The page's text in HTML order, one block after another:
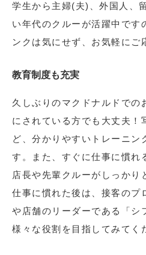
学生から主婦(夫)、外国人、
い年代のクルーが活躍中です
ンクは気にせず、お気軽にご
教育制度も充実
久しぶりのマクドナルドでの
にされている方でも大丈夫！
ど、分かりやすいトレーニン
す。また、すぐに仕事に慣れ
店長や先輩クルーがしっかり
仕事に慣れた後は、接客のプ
や店舗のリーダーである「シ
様々な役割を目指してみてく